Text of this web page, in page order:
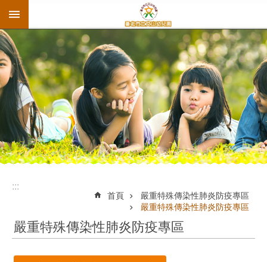
跳到主要內容區塊
:::
首頁
嚴重特殊傳染性肺炎防疫專區
嚴重特殊傳染性肺炎防疫專區
嚴重特殊傳染性肺炎防疫專區